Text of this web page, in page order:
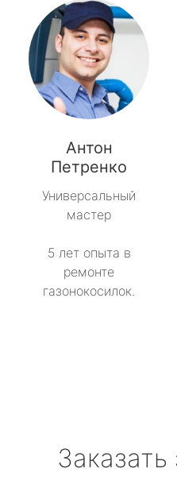
Антон
Петренко
Универсальный
мастер
5 лет опыта в
ремонте
газонокосилок.
Заказать